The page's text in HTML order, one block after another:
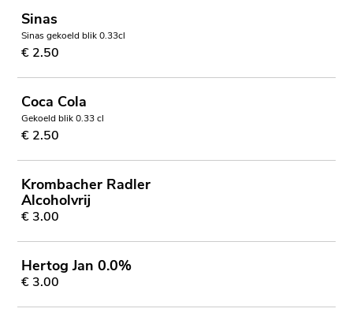
Sinas
Sinas gekoeld blik 0.33cl
€ 2.50
Coca Cola
Gekoeld blik 0.33 cl
€ 2.50
Krombacher Radler
Alcoholvrij
€ 3.00
Hertog Jan 0.0%
€ 3.00